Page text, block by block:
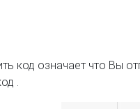
код означает что Вы
.